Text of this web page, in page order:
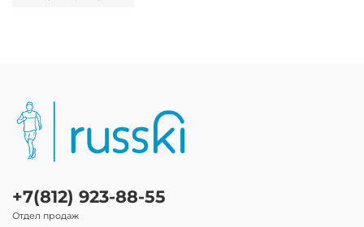
+7(812) 923-88-55
Отдел продаж